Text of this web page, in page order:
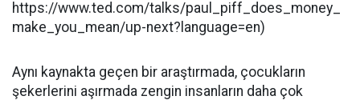
https://www.ted.com/talks/paul_piff_does_money_
make_you_mean/up-next?language=en)
Aynı kaynakta geçen bir araştırmada, çocukların
şekerlerini aşırmada zengin insanların daha çok